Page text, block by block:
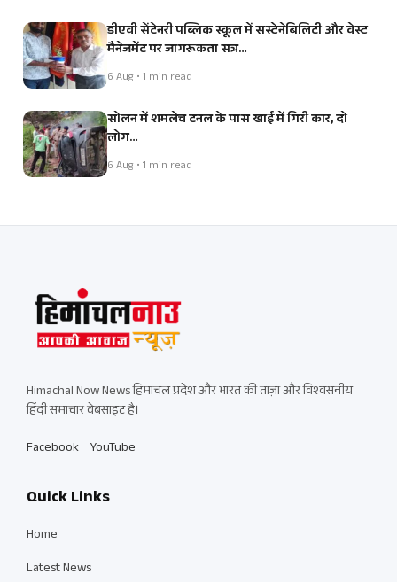
डीएवी सेंटेनरी पब्लिक स्कूल में सस्टेनेबिलिटी और वेस्ट
मैनेजमेंट पर जागरूकता सत्र…
6 Aug • 1 min read
सोलन में शमलेच टनल के पास खाई में गिरी कार, दो
लोग…
6 Aug • 1 min read
Himachal Now News हिमाचल प्रदेश और भारत की ताज़ा और विश्वसनीय
हिंदी समाचार वेबसाइट है।
Facebook YouTube
Quick Links
Home
Latest News